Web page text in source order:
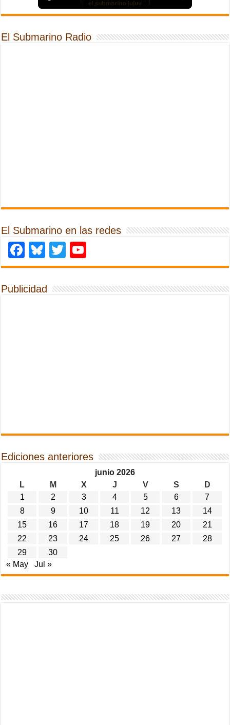
El Submarino Radio
El Submarino en las redes
Facebook
Bluesky
Twitter
Publicidad
Ediciones anteriores
junio 2026
L
M X J V S
D
1
2 3 4 5 6
7
8
9 10 11 12 13
14
15
16 17 18 19 20
21
22
23 24 25 26 27
28
29
30
« May
Jul »